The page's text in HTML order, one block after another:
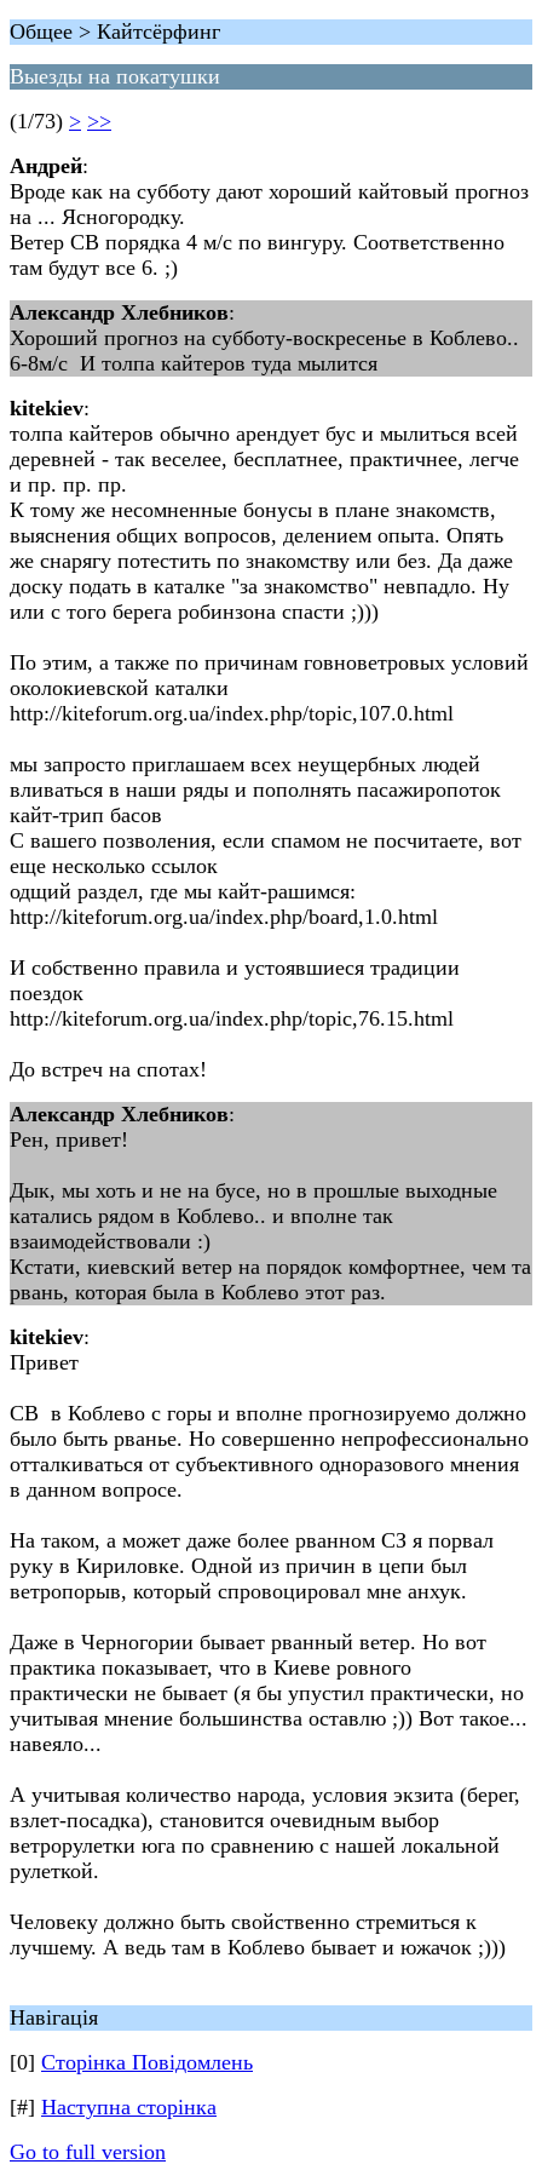
Общее > Кайтсёрфинг
Выезды на покатушки
(1/73) > >>
Андрей:
Вроде как на субботу дают хороший кайтовый прогноз
на ... Ясногородку.
Ветер СВ порядка 4 м/с по вингуру. Соответственно
там будут все 6. ;)
Александр Хлебников:
Хороший прогноз на субботу-воскресенье в Коблево..
6-8м/с И толпа кайтеров туда мылится
kitekiev:
толпа кайтеров обычно арендует бус и мылиться всей
деревней - так веселее, бесплатнее, практичнее, легче
и пр. пр. пр.
К тому же несомненные бонусы в плане знакомств,
выяснения общих вопросов, делением опыта. Опять
же снарягу потестить по знакомству или без. Да даже
доску подать в каталке "за знакомство" невпадло. Ну
или с того берега робинзона спасти ;)))
По этим, а также по причинам говноветровых условий
околокиевской каталки
http://kiteforum.org.ua/index.php/topic,107.0.html
мы запросто приглашаем всех неущербных людей
вливаться в наши ряды и пополнять пасажиропоток
кайт-трип басов
С вашего позволения, если спамом не посчитаете, вот
еще несколько ссылок
одщий раздел, где мы кайт-рашимся:
http://kiteforum.org.ua/index.php/board,1.0.html
И собственно правила и устоявшиеся традиции
поездок
http://kiteforum.org.ua/index.php/topic,76.15.html
До встреч на спотах!
Александр Хлебников:
Рен, привет!
Дык, мы хоть и не на бусе, но в прошлые выходные
катались рядом в Коблево.. и вполне так
взаимодействовали :)
Кстати, киевский ветер на порядок комфортнее, чем та
рвань, которая была в Коблево этот раз.
kitekiev:
Привет
СВ в Коблево с горы и вполне прогнозируемо должно
было быть рванье. Но совершенно непрофессионально
отталкиваться от субъективного одноразового мнения
в данном вопросе.
На таком, а может даже более рванном СЗ я порвал
руку в Кириловке. Одной из причин в цепи был
ветропорыв, который спровоцировал мне анхук.
Даже в Черногории бывает рванный ветер. Но вот
практика показывает, что в Киеве ровного
практически не бывает (я бы упустил практически, но
учитывая мнение большинства оставлю ;)) Вот такое...
навеяло...
А учитывая количество народа, условия экзита (берег,
взлет-посадка), становится очевидным выбор
ветрорулетки юга по сравнению с нашей локальной
рулеткой.
Человеку должно быть свойственно стремиться к
лучшему. А ведь там в Коблево бывает и южачок ;)))
Навігація
[0] Сторінка Повідомлень
[#] Наступна сторінка
Go to full version